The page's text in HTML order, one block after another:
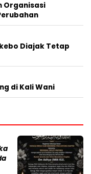
Organisasi
Diajak Tetap
di Kali Wani